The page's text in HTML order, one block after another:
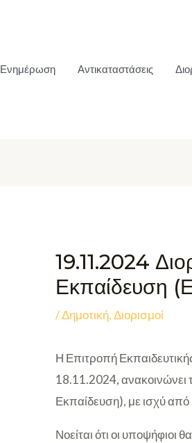
Ενημέρωση Αντικαταστάσεις
19.11.2024
Εκπαίδευση
/Δημοτική,Διορισμοί
Η Επιτροπή
18.11.2024, ανακοινώνει
Εκπαίδευση), με ισχύ από
Νοείται ότι οι υποψήφιοι